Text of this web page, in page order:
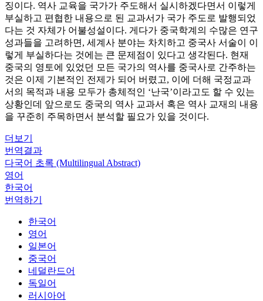
징이다. 역사 교육을 국가가 주도해서 실시하겠다면서 이렇게
부실하고 편협한 내용으로 된 교과서가 국가 주도로 발행되었
다는 것 자체가 어불성설이다. 게다가 중국학계의 수많은 연구
성과들을 고려하면, 세계사 분야는 차치하고 중국사 서술이 이
렇게 부실하다는 것에는 큰 문제점이 있다고 생각된다. 현재
중국의 영토에 있었던 모든 국가의 역사를 중국사로 간주하는
것은 이제 기본적인 전제가 되어 버렸고, 이에 더해 국정교과
서의 목적과 내용 모두가 총체적인 ‘난국’이라고도 할 수 있는
상황인데 앞으로도 중국의 역사 교과서 혹은 역사 교재의 내용
을 꾸준히 주목하면서 분석할 필요가 있을 것이다.
더보기
번역결과
다국어 초록 (Multilingual Abstract)
영어
한국어
번역하기
한국어
영어
일본어
중국어
네덜란드어
독일어
러시아어